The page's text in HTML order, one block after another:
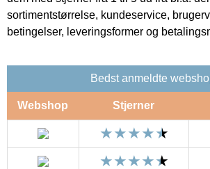
sortimentstørrelse, kundeservice,
betingelser, leveringsformer og
Bedst anmeldte
Webshop Stjerner